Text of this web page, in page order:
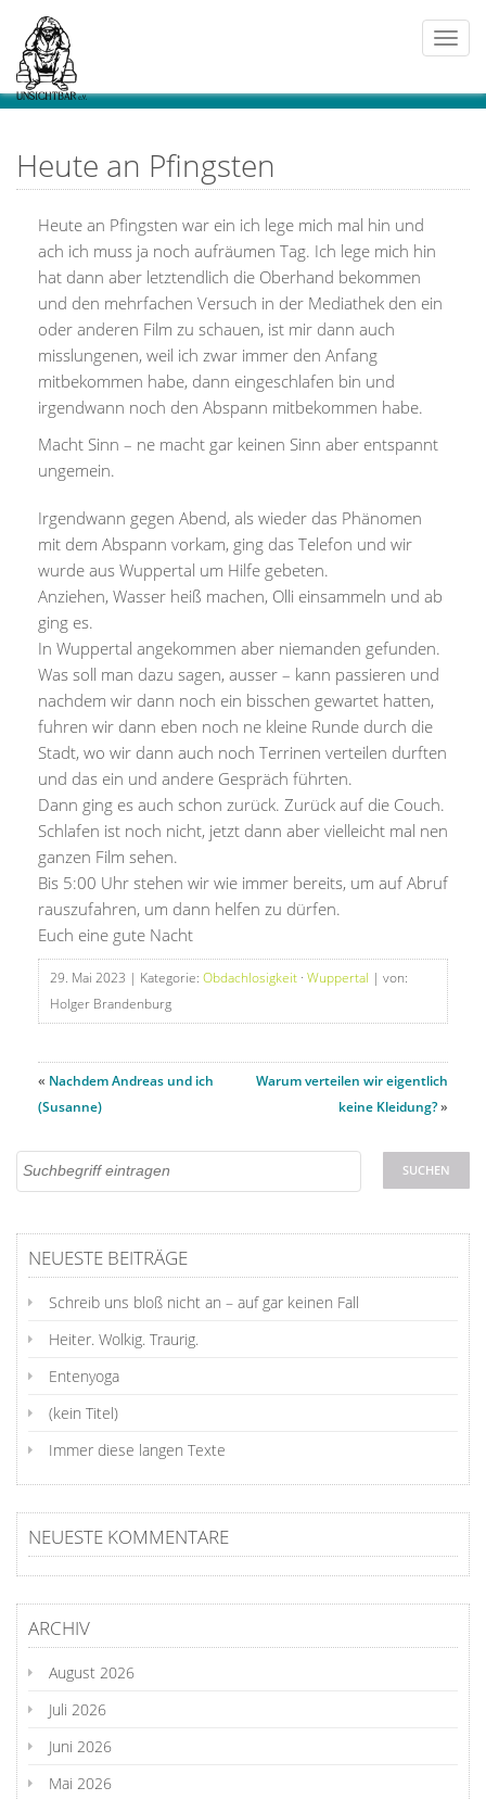
Heute an Pfingsten
Heute an Pfingsten war ein ich lege mich mal hin und
ach ich muss ja noch aufräumen Tag. Ich lege mich hin
hat dann aber letztendlich die Oberhand bekommen
und den mehrfachen Versuch in der Mediathek den ein
oder anderen Film zu schauen, ist mir dann auch
misslungenen, weil ich zwar immer den Anfang
mitbekommen habe, dann eingeschlafen bin und
irgendwann noch den Abspann mitbekommen habe.
Macht Sinn – ne macht gar keinen Sinn aber entspannt
ungemein.
Irgendwann gegen Abend, als wieder das Phänomen
mit dem Abspann vorkam, ging das Telefon und wir
wurde aus Wuppertal um Hilfe gebeten.
Anziehen, Wasser heiß machen, Olli einsammeln und ab
ging es.
In Wuppertal angekommen aber niemanden gefunden.
Was soll man dazu sagen, ausser – kann passieren und
nachdem wir dann noch ein bisschen gewartet hatten,
fuhren wir dann eben noch ne kleine Runde durch die
Stadt, wo wir dann auch noch Terrinen verteilen durften
und das ein und andere Gespräch führten.
Dann ging es auch schon zurück. Zurück auf die Couch.
Schlafen ist noch nicht, jetzt dann aber vielleicht mal nen
ganzen Film sehen.
Bis 5:00 Uhr stehen wir wie immer bereits, um auf Abruf
rauszufahren, um dann helfen zu dürfen.
Euch eine gute Nacht
29. Mai 2023 | Kategorie: Obdachlosigkeit · Wuppertal | von:
Holger Brandenburg
« Nachdem Andreas und ich
(Susanne)
Warum verteilen wir eigentlich
keine Kleidung?»
NEUESTE BEITRÄGE
Schreib uns bloß nicht an – auf gar keinen Fall
Heiter. Wolkig. Traurig.
Entenyoga
(kein Titel)
Immer diese langen Texte
NEUESTE KOMMENTARE
ARCHIV
August 2026
Juli 2026
Juni 2026
Mai 2026